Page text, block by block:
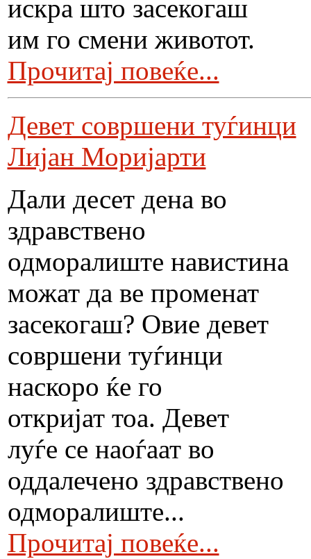
искра што засекогаш
им го смени животот.
Прочитај повеќе...
Девет совршени туѓинци
Лијан Моријарти
Дали десет дена во
здравствено
одморалиште навистина
можат да ве променат
засекогаш? Овие девет
совршени туѓинци
наскоро ќе го
откријат тоа. Девет
луѓе се наоѓаат во
оддалечено здравствено
одморалиште...
Прочитај повеќе...